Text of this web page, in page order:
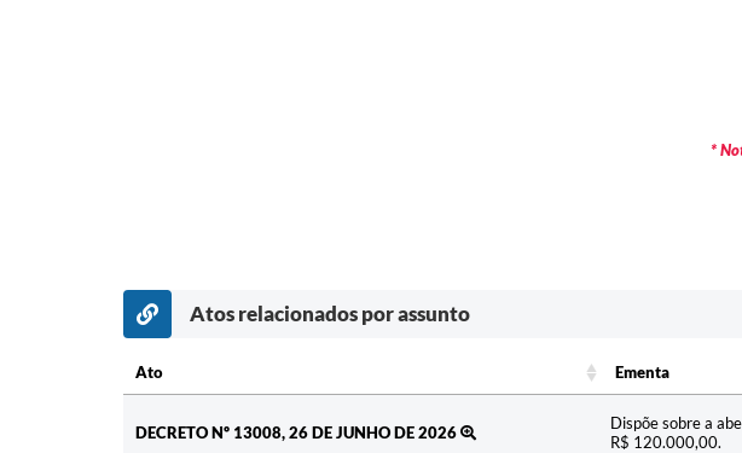
*
Atos relacionados por assunto
Ato Ementa
DECRETO Nº 13008, 26 DE JUNHO DE 2026
Dispõe sobre a
R$ 120.000,00.